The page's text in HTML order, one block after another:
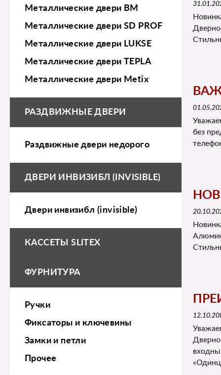
Металлические двери BM
Металлические двери SD PROF
Металлические двери LUKSE
Металлические двери TEPLA
Металлические двери Metix
РАЗДВИЖНЫЕ ДВЕРИ
Раздвижные двери недорого
ДВЕРИ ИНВИЗИБЛ (INVISIBLE)
Двери инвизибл (invisible)
КАССЕТЫ SLITEX
ФУРНИТУРА
Ручки
Фиксаторы и ключевины
Замки и петли
Прочее
без